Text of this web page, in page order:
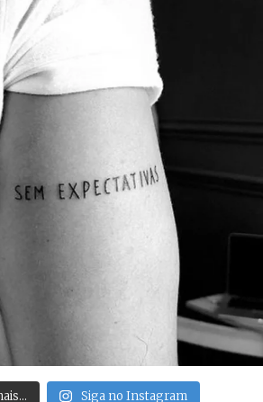
Siga no Instagram